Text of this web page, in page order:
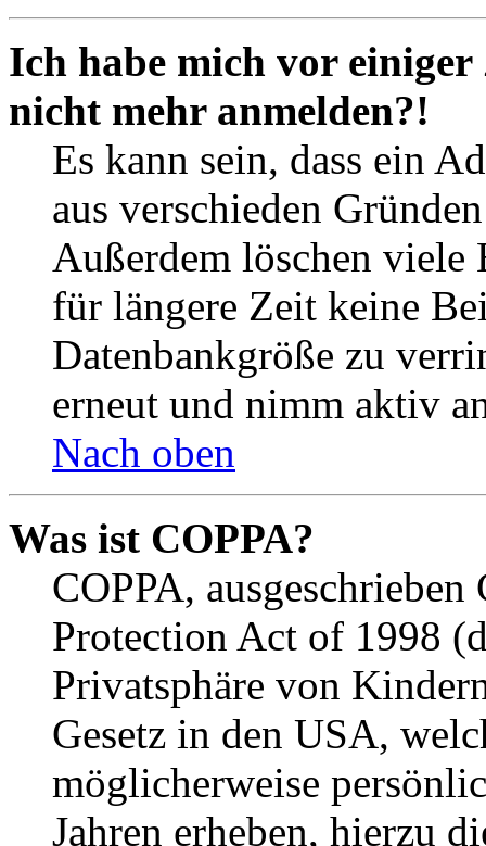
Ich habe mich vor
nicht mehr anmelden?!
Es kann sein, dass ein
aus verschieden
Außerdem löschen viele
für längere Zeit keine
Datenbankgröße zu
erneut und nimm aktiv
Nach oben
Was ist COPPA?
COPPA,
Protection Act of 1998
Privatsphäre von
Gesetz in den USA,
möglicherweise
Jahren erheben, hierzu